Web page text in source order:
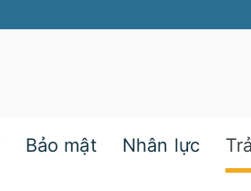
Bảo mật Nhân lực